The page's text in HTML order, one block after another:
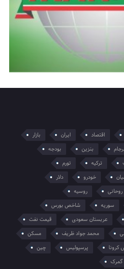
اقتصاد ایران
بازار
بنزین
بودجه
ترکیه
تورم
خودرو
دلار
روحانی
روسیه
سوریه
شاخص بورس
عربستان سعودی
قیمت نفت
محمد جواد ظریف
مسکن
کرونا پرسپولیس
چین
گمرک